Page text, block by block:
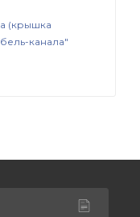
(крышка
канала"